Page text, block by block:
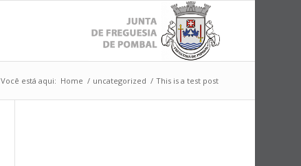
Você está aqui: Home / uncategorized / This is a test post